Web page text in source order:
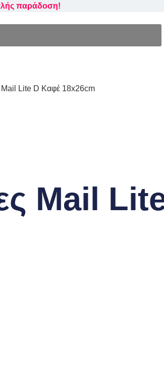
παράδοση!
Mail Lite D Καφέ 18x26cm
Mail